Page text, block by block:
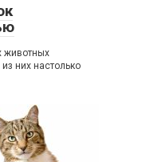
животных
них настолько